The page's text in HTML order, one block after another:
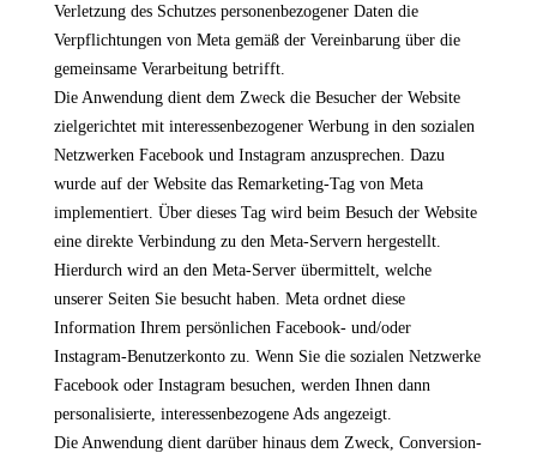
Verletzung des Schutzes personenbezogener Daten die
Verpflichtungen von Meta gemäß der Vereinbarung über die
gemeinsame Verarbeitung betrifft.
Die Anwendung dient dem Zweck die Besucher der Website
zielgerichtet mit interessenbezogener Werbung in den sozialen
Netzwerken Facebook und Instagram anzusprechen. Dazu
wurde auf der Website das Remarketing-Tag von Meta
implementiert. Über dieses Tag wird beim Besuch der Website
eine direkte Verbindung zu den Meta-Servern hergestellt.
Hierdurch wird an den Meta-Server übermittelt, welche
unserer Seiten Sie besucht haben. Meta ordnet diese
Information Ihrem persönlichen Facebook- und/oder
Instagram-Benutzerkonto zu. Wenn Sie die sozialen Netzwerke
Facebook oder Instagram besuchen, werden Ihnen dann
personalisierte, interessenbezogene Ads angezeigt.
Die Anwendung dient darüber hinaus dem Zweck, Conversion-